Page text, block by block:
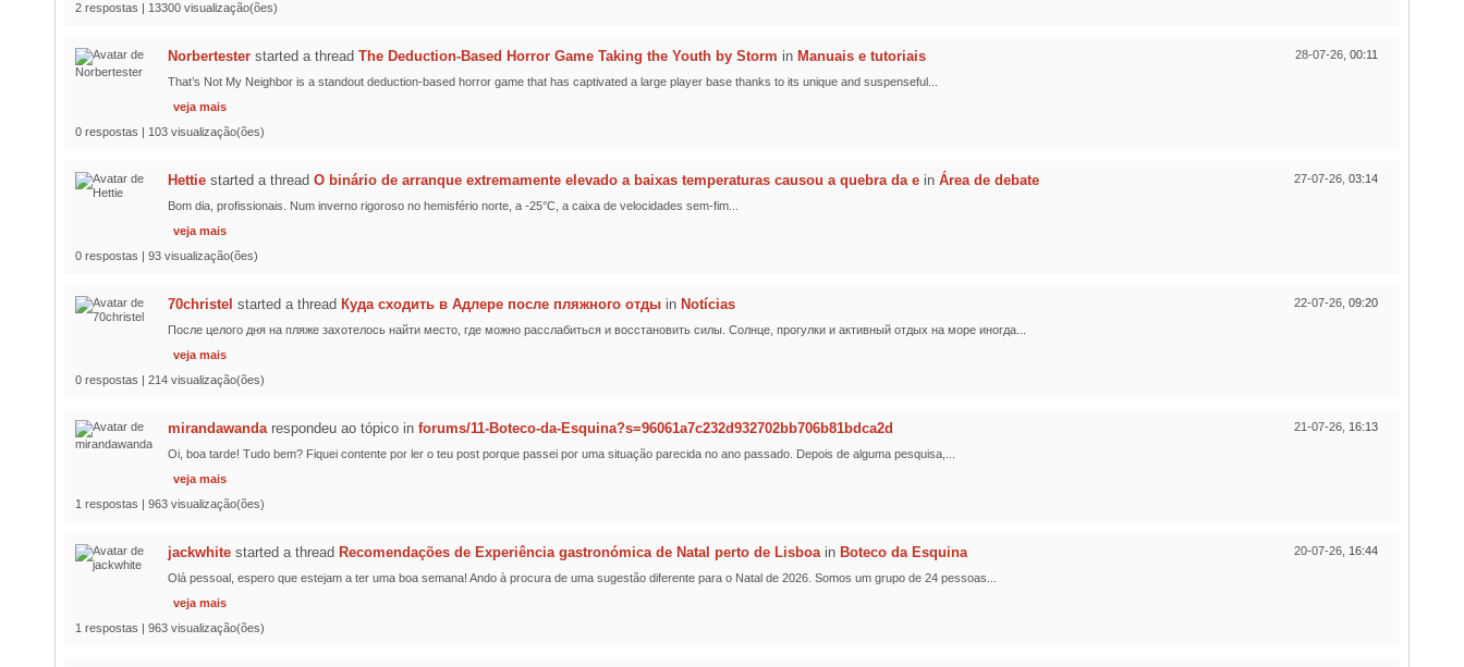
2 respostas | 13300 visualização(ões)
28-07-26, 00:11
Norbertester started a thread The Deduction-Based Horror Game Taking the Youth by Storm in Manuais e tutoriais
That’s Not My Neighbor is a standout deduction-based horror game that has captivated a large player base thanks to its unique and suspenseful...
veja mais
0 respostas | 103 visualização(ões)
27-07-26, 03:14
Hettie started a thread O binário de arranque extremamente elevado a baixas temperaturas causou a quebra da e in Área de debate
Bom dia, profissionais. Num inverno rigoroso no hemisfério norte, a -25°C, a caixa de velocidades sem-fim...
veja mais
0 respostas | 93 visualização(ões)
22-07-26, 09:20
70christel started a thread Куда сходить в Адлере после пляжного отды in Notícias
После целого дня на пляже захотелось найти место, где можно расслабиться и восстановить силы. Солнце, прогулки и активный отдых на море иногда...
veja mais
0 respostas | 214 visualização(ões)
21-07-26, 16:13
mirandawandarespondeu ao tópico in forums/11-Boteco-da-Esquina?s=96061a7c232d932702bb706b81bdca2d
Oi, boa tarde! Tudo bem? Fiquei contente por ler o teu post porque passei por uma situação parecida no ano passado. Depois de alguma pesquisa,...
veja mais
1 respostas | 963 visualização(ões)
20-07-26, 16:44
jackwhite started a thread Recomendações de Experiência gastronómica de Natal perto de Lisboain Boteco da Esquina
Olá pessoal, espero que estejam a ter uma boa semana! Ando à procura de uma sugestão diferente para o Natal de 2026. Somos um grupo de 24 pessoas...
veja mais
1 respostas | 963 visualização(ões)